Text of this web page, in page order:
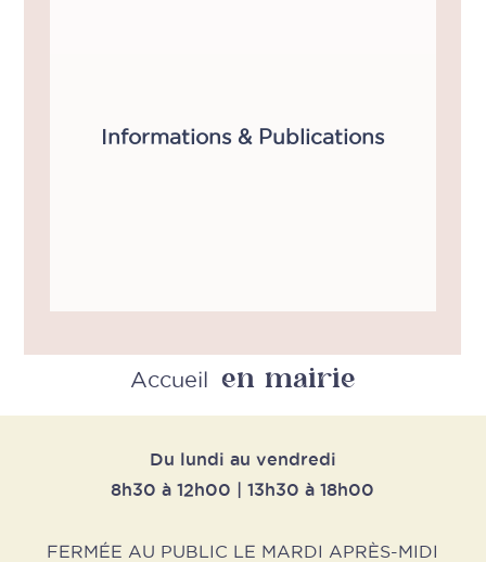
Informations & Publications
Accueil en mairie
Du lundi au vendredi
8h30 à 12h00 | 13h30 à 18h00
FERMÉE AU PUBLIC LE MARDI APRÈS-MIDI